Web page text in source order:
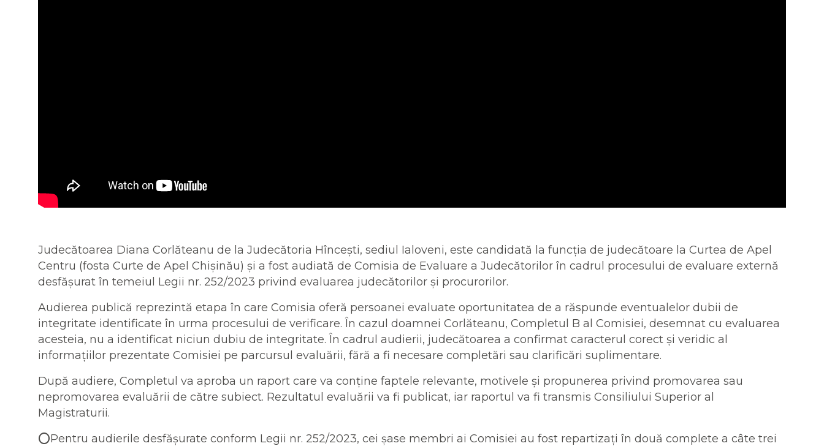
Judecătoarea Diana Corlăteanu de la Judecătoria Hîncești, sediul Ialoveni, este candidată la funcția de judecătoare la Curtea de Apel
Centru (fosta Curte de Apel Chișinău) și a fost audiată de Comisia de Evaluare a Judecătorilor în cadrul procesului de evaluare externă
desfășurat în temeiul Legii nr. 252/2023 privind evaluarea judecătorilor și procurorilor.
Audierea publică reprezintă etapa în care Comisia oferă persoanei evaluate oportunitatea de a răspunde eventualelor dubii de
integritate identificate în urma procesului de verificare. În cazul doamnei Corlăteanu, Completul B al Comisiei, desemnat cu evaluarea
acesteia, nu a identificat niciun dubiu de integritate. În cadrul audierii, judecătoarea a confirmat caracterul corect și veridic al
informațiilor prezentate Comisiei pe parcursul evaluării, fără a fi necesare completări sau clarificări suplimentare.
După audiere, Completul va aproba un raport care va conține faptele relevante, motivele și propunerea privind promovarea sau
nepromovarea evaluării de către subiect. Rezultatul evaluării va fi publicat, iar raportul va fi transmis Consiliului Superior al
Magistraturii.
⭕️Pentru audierile desfășurate conform Legii nr. 252/2023, cei șase membri ai Comisiei au fost repartizați în două complete a câte trei